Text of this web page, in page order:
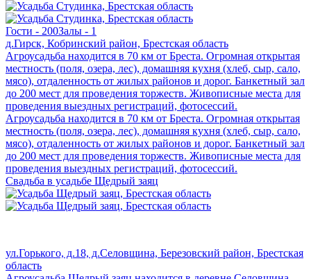
Гости - 200Залы - 1
д.Гирск, Кобринский район, Брестская область
Агроусадьба находится в 70 км от Бреста. Огромная открытая
местность (поля, озера, лес), домашняя кухня (хлеб, сыр, сало,
мясо), отдаленность от жилых районов и дорог. Банкетный зал
до 200 мест для проведения торжеств. Живописные места для
проведения выездных регистраций, фотосессий.
Агроусадьба находится в 70 км от Бреста. Огромная открытая
местность (поля, озера, лес), домашняя кухня (хлеб, сыр, сало,
мясо), отдаленность от жилых районов и дорог. Банкетный зал
до 200 мест для проведения торжеств. Живописные места для
проведения выездных регистраций, фотосессий.
Свадьба в усадьбе Щедрый заяц
ул.Горького, д.18, д.Селовщина, Березовский район, Брестская
область